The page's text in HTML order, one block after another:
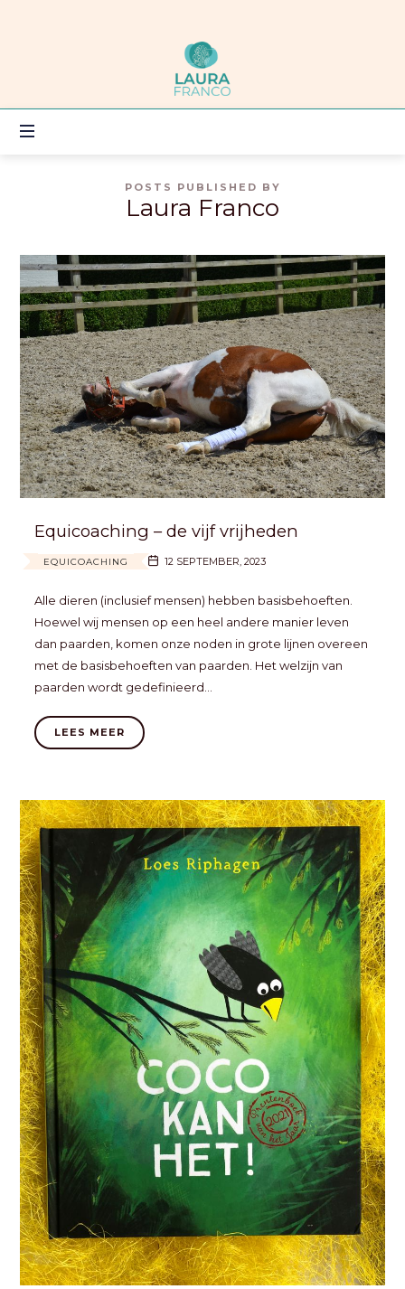
Laura
Franco
OF
POSTS PUBLISHED BY
Laura Franco
Equicoaching – de vijf vrijheden
EQUICOACHING 12 SEPTEMBER, 2023
Alle dieren (inclusief mensen) hebben basisbehoeften.
Hoewel wij mensen op een heel andere manier leven
dan paarden, komen onze noden in grote lijnen overeen
met de basisbehoeften van paarden. Het welzijn van
paarden wordt gedefinieerd…
LEES MEER